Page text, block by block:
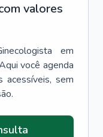
valores
em
você agenda
acessíveis, sem